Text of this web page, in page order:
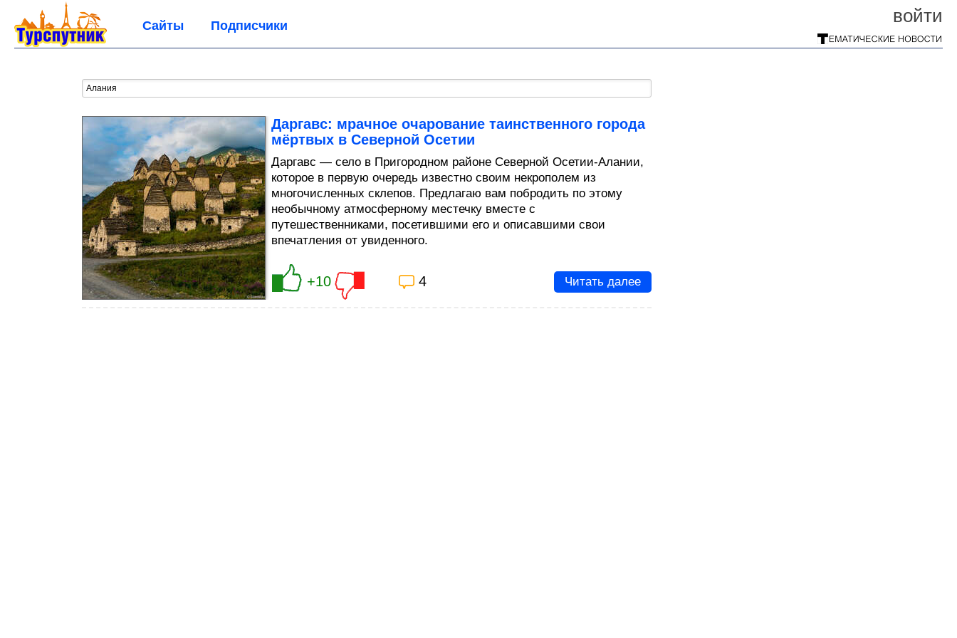
войти
Сайты Подписчики
Даргавс: мрачное очарование таинственного города
мёртвых в Северной Осетии
Даргавс — село в Пригородном районе Северной Осетии-Алании,
которое в первую очередь известно своим некрополем из
многочисленных склепов. Предлагаю вам побродить по этому
необычному атмосферному местечку вместе с
путешественниками, посетившими его и описавшими свои
впечатления от увиденного.
+10 4 Читать далее